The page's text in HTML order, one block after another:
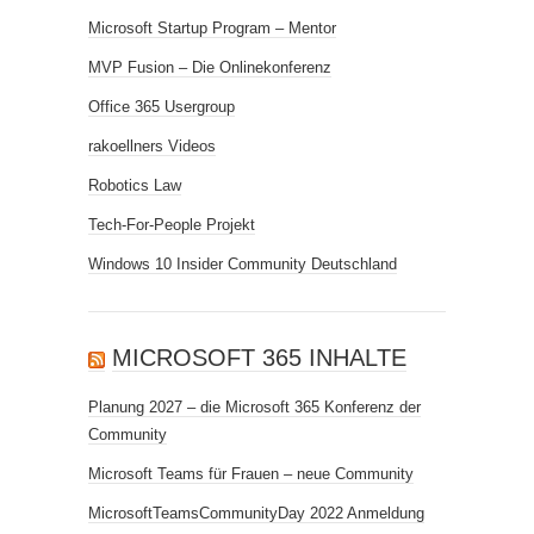
Microsoft Startup Program – Mentor
MVP Fusion – Die Onlinekonferenz
Office 365 Usergroup
rakoellners Videos
Robotics Law
Tech-For-People Projekt
Windows 10 Insider Community Deutschland
MICROSOFT 365 INHALTE
Planung 2027 – die Microsoft 365 Konferenz der
Community
Microsoft Teams für Frauen – neue Community
MicrosoftTeamsCommunityDay 2022 Anmeldung